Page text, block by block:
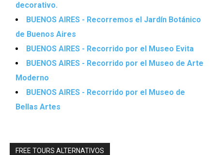
decorativo.
BUENOS AIRES - Recorremos el Jardín Botánico
de Buenos Aires
BUENOS AIRES - Recorrido por el Museo Evita
BUENOS AIRES - Recorrido por el Museo de Arte
Moderno
BUENOS AIRES - Recorrido por el Museo de
Bellas Artes
FREE TOURS ALTERNATIVOS